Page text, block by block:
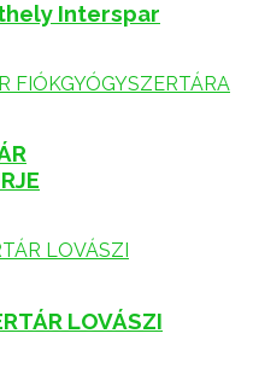
Interspar
LOVÁSZI